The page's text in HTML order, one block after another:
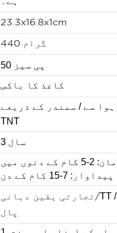
23.3x16.8x1cm
440 گرام
50 پی سیز
کاغذ کا باکس
سے / سمندر کے ذریعے /
TNT
3 سال
میں
7-15 کام کے دن
تجارتی یقین دہانی/TT /ویسٹرن یونین / منی گرام / پے
پال